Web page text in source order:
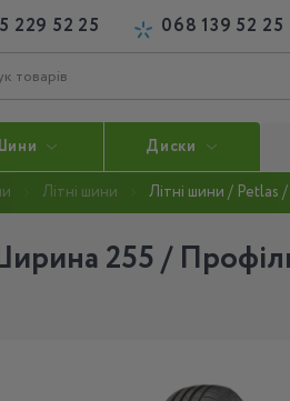
229 52 25 068 139 52 25
Диски
Літні шини Літні шини /
255 /